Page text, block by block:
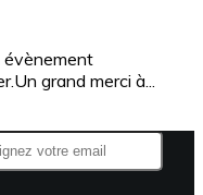
évènement
grand merci à...